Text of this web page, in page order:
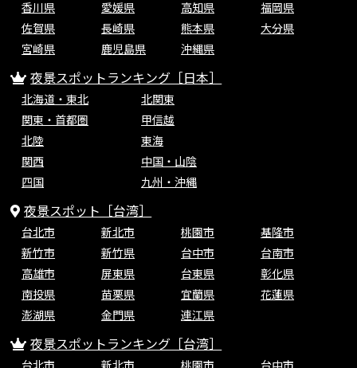
香川県
愛媛県 高知県
福岡県
佐賀県
長崎県 熊本県
大分県
宮崎県
鹿児島県 沖縄県
夜景スポットランキング［日本］
北海道・東北
北関東
関東・首都圏
甲信越
北陸
東海
関西
中国・山陰
四国
九州・沖縄
夜景スポット［台湾］
台北市 新北市 桃園市
基隆市
新竹市
新竹県 台中市
台南市
高雄市
屏東県 台東県
彰化県
南投県
苗栗県 宜蘭県
花蓮県
澎湖県
金門県 連江県
夜景スポットランキング［台湾］
台北市 新北市 桃園市
台中市